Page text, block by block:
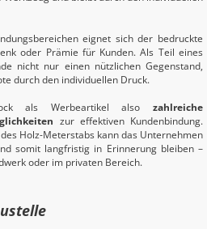
eignet sich der bedruckte
oder Prämie für Kunden. Als Teil eines
nicht nur einen nützlichen Gegenstand,
durch den individuellen Druck.
als Werbeartikel also zahlreiche
zur effektiven Kundenbindung.
Holz-Meterstabs kann das Unternehmen
somit langfristig in Erinnerung bleiben –
oder im privaten Bereich.